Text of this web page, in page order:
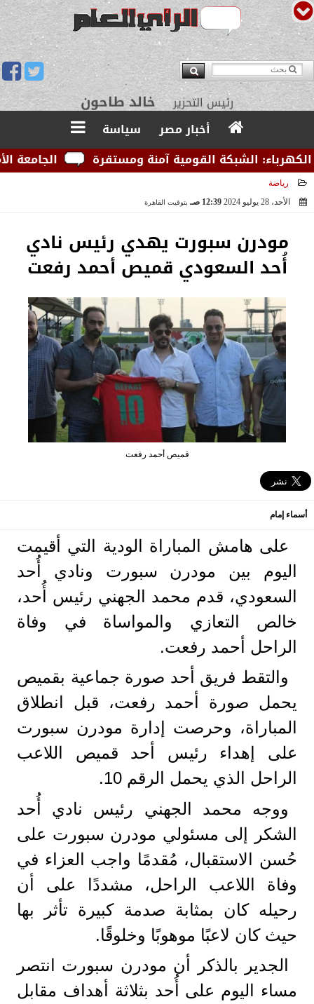
مدير التحرير يوسف قبودان
أخبار مصر
سياسة
الجامعة
الشبكة القومية آمنة ومستقرة
رياضة
الأحد، 28 يوليو 2024
12:39 صـ بتوقيت القاهرة
مودرن سبورت يهدي رئيس نادي
أُحد السعودي قميص أحمد رفعت
قميص أحمد رفعت
أسماء إمام
على هامش المباراة الودية التي أقيمت
اليوم بين مودرن سبورت ونادي أُحد
السعودي، قدم محمد الجهني رئيس أُحد،
خالص التعازي والمواساة في وفاة
الراحل أحمد رفعت.
والتقط فريق أحد صورة جماعية بقميص
يحمل صورة أحمد رفعت، قبل انطلاق
المباراة، وحرصت إدارة مودرن سبورت
على إهداء رئيس أحد قميص اللاعب
الراحل الذي يحمل الرقم 10.
ووجه محمد الجهني رئيس نادي أُحد
الشكر إلى مسئولي مودرن سبورت على
حُسن الاستقبال، مُقدمًا واجب العزاء في
وفاة اللاعب الراحل، مشددًا على أن
رحيله كان بمثابة صدمة كبيرة تأثر بها
حيث كان لاعبًا موهوبًا وخلوقًا.
الجدير بالذكر أن مودرن سبورت انتصر
مساء اليوم على أُحد بثلاثة أهداف مقابل